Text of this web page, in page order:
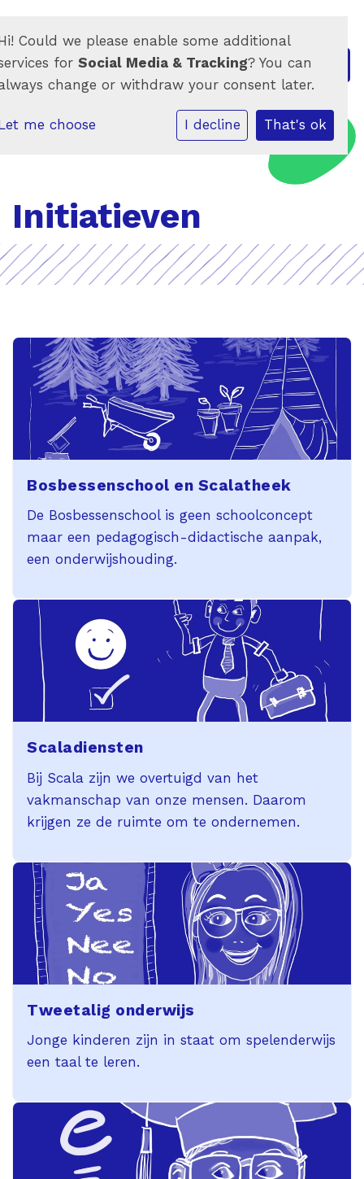
Initiatieven
Bosbessenschool en Scalatheek
De Bosbessenschool is geen schoolconcept
maar een pedagogisch-didactische aanpak,
een onderwijshouding.
Scaladiensten
Bij Scala zijn we overtuigd van het
vakmanschap van onze mensen. Daarom
krijgen ze de ruimte om te ondernemen.
Tweetalig onderwijs
Jonge kinderen zijn in staat om spelenderwijs
een taal te leren.
Could we please enable some additional
for Social Media & Tracking? You can
change or withdraw your consent later.
me choose I decline That's ok